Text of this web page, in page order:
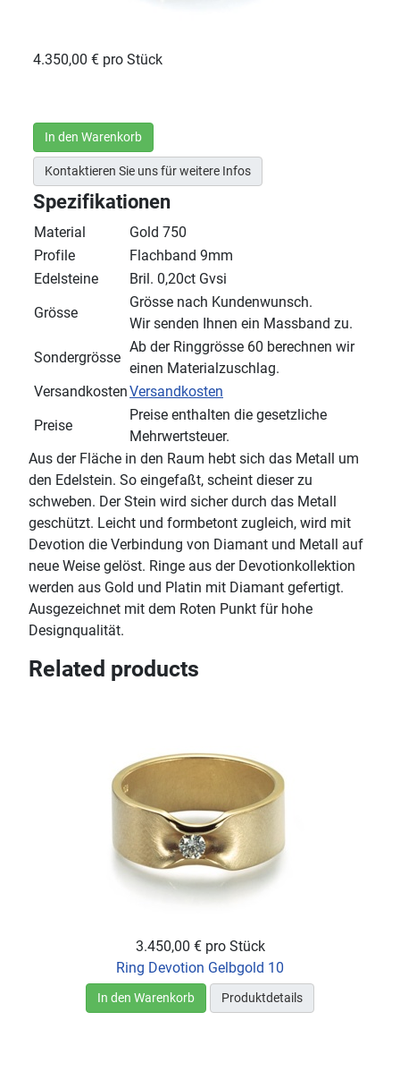
4.350,00 € pro Stück
In den Warenkorb
Kontaktieren Sie uns für weitere Infos
Spezifikationen
Material
Gold 750
Profile
Flachband 9mm
Edelsteine
Bril. 0,20ct Gvsi
Grösse
Grösse nach Kundenwunsch.
Wir senden Ihnen ein Massband zu.
Sondergrösse
Ab der Ringgrösse 60 berechnen wir
einen Materialzuschlag.
VersandkostenVersandkosten
Preise
Preise enthalten die gesetzliche
Mehrwertsteuer.
Aus der Fläche in den Raum hebt sich das Metall um
den Edelstein. So eingefaßt, scheint dieser zu
schweben. Der Stein wird sicher durch das Metall
geschützt. Leicht und formbetont zugleich, wird mit
Devotion die Verbindung von Diamant und Metall auf
neue Weise gelöst. Ringe aus der Devotionkollektion
werden aus Gold und Platin mit Diamant gefertigt.
Ausgezeichnet mit dem Roten Punkt für hohe
Designqualität.
Related products
3.450,00 € pro Stück
Ring Devotion Gelbgold 10
In den Warenkorb Produktdetails